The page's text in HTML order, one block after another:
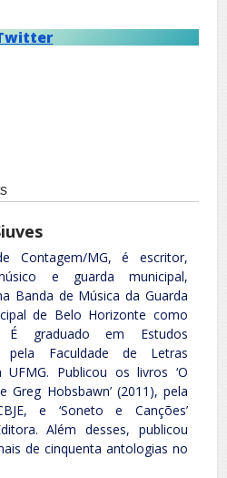
Contagem/MG, é escritor,
e guarda municipal,
Banda de Música da Guarda
de Belo Horizonte como
É graduado em Estudos
pela Faculdade de Letras
UFMG. Publicou os livros ‘O
Greg Hobsbawn’ (2011), pela
e ‘Soneto e Canções’
Além desses, publicou
de cinquenta antologias no